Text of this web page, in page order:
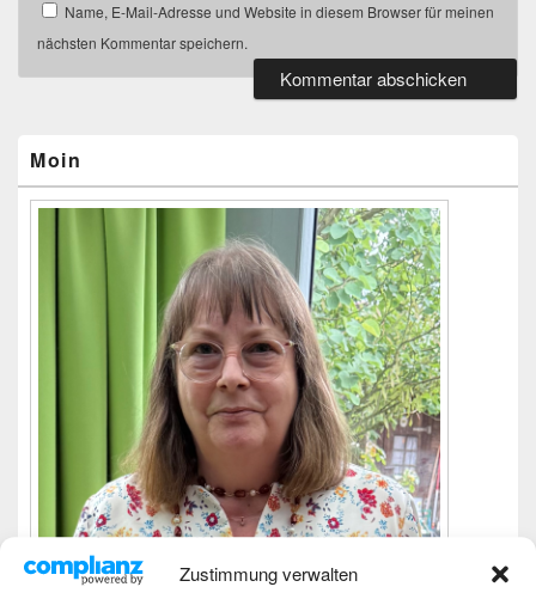
Zustimmung verwalten
Name, E-Mail-Adresse und Website in diesem Browser für meinen
nächsten Kommentar speichern.
Widgetbereich
Moin